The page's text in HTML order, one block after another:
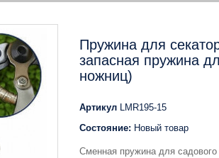
Пружина для
запасная пружина
ножниц)
Артикул LMR195-15
Состояние: Новый товар
Сменная пружина для